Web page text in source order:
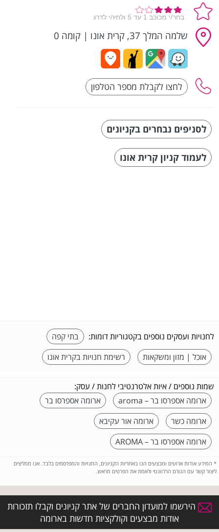
שלמה המלך 37, קרית אונו | קומה 0
לסניפים נבחרים בקניונים
לעמוד קניון קרית אונו
לחנויות ועסקים נוספים בקטגוריות דומות:
בתי קפה
אוכל | מזון ומשקאות
רשימת חנויות בקרית אונו
שמות נוספים / איות אלטרנטיבי לחנות / עסק:
ארומה אספרסו בר – aroma
ארומה אספרסו בר
ארומה כשר
ארומה אור עקיבא
ארומה אספרסו בר – AROMA
* המידע אודות ארועים ומבצעים הנו באחריות הקניונים, החנויות והמפרסמים בלבד. אנו ממליצים
ליצור קשר עם הגורם הרלוונטי ולאמת את הפרטים מראש.
הירשמו למועדון החברים של אתר קניונים וקבלו תזכורות
אודות מבצעים וקולקציות חדשות בארומה